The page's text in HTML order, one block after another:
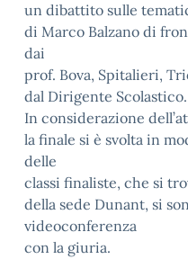
un dibattito sulle
di Marco Balzano di
dai
prof. Bova, Spitalieri,
dal Dirigente Scolastico.
In considerazione
la finale si è svolta in
delle
classi finaliste, che si
della sede Dunant, si
videoconferenza
con la giuria.